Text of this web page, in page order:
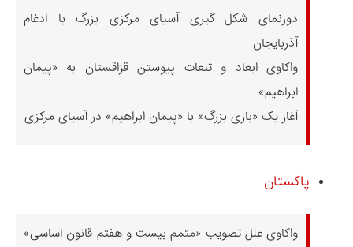
دورنمای شکل گیری آسیای مرکزی بزرگ با ادغام
آذربایجان
واکاوی ابعاد و تبعات پیوستن قزاقستان به «پیمان
ابراهیم»
آغاز یک «بازی بزرگ» با «پیمان ابراهیم» در آسیای مرکزی
پاکستان
واکاوی علل تصویب «متمم بیست و هفتم قانون اساسی»